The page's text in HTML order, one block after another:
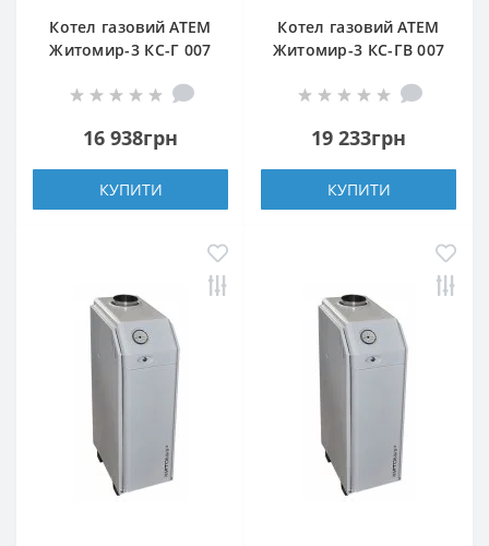
Котел газовий АТЕМ
Житомир-3 КС-Г 007
16 938грн
КУПИТИ
Котел газовий АТЕМ
Житомир-3 КС-ГВ 007
19 233грн
КУПИТИ